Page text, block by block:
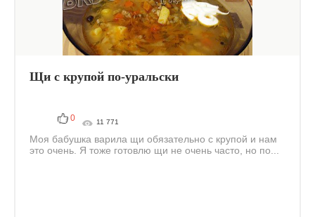
Щи с крупой по-уральски
0 11 771
Моя бабушка варила щи обязательно с крупой и нам
это очень. Я тоже готовлю щи не очень часто, но по...